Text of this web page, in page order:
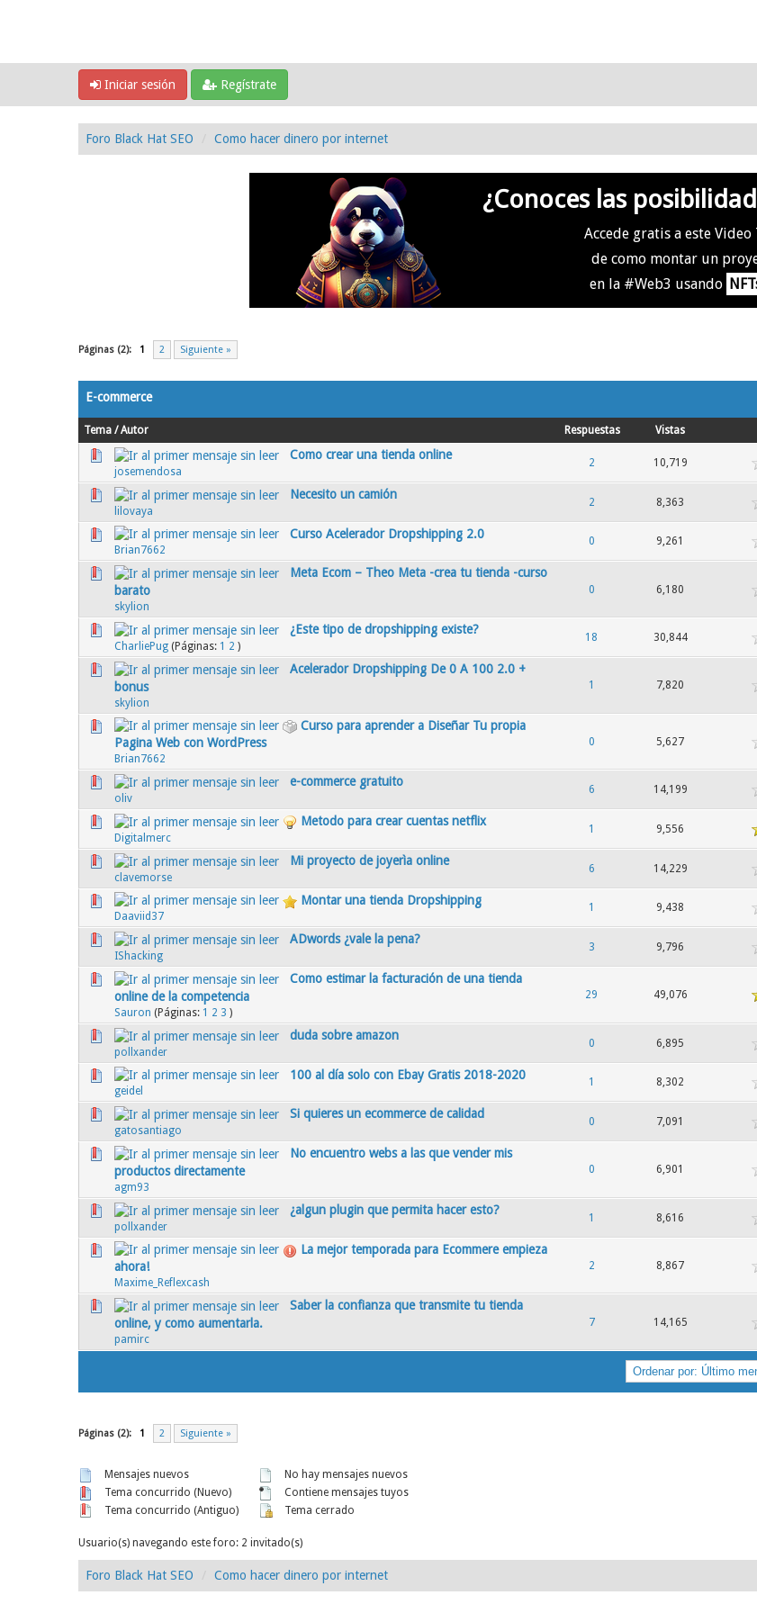
Iniciar sesión Regístrate
Foro Black Hat SEO Como hacer dinero por internet
¿Conoces las
Accede gratis a este
de como montar un
en la #Web3 usando
Páginas (2): 1 2 Siguiente »
E-commerce
Tema /Autor Respuestas Vistas
Como crear una tienda online
josemendosa
2 10,719
0 voto(s) - Media 0 de 5
12345
Necesito un camión
lilovaya
2 8,363
0 voto(s) - Media 0 de 5
12345
Curso Acelerador Dropshipping 2.0
Brian7662
0 9,261
0 voto(s) - Media 0 de 5
12345
Meta Ecom – Theo Meta -crea tu tienda -curso
barato
skylion
0 6,180
¿Este tipo de dropshipping existe?
CharliePug (Páginas: 1 2 )
18 30,844
0 voto(s) - Media 0 de 5
12 345
Acelerador Dropshipping De 0 A 100 2.0 +
bonus
skylion
1 7,820
Curso para aprender a Diseñar Tu propia
Pagina Web con WordPress
Brian7662
0 5,627
0 voto(s) - Media 0 de 5
e-commerce gratuito
oliv
6 14,199
0 voto(s) - Media 0 de 5
12345
Metodo para crear cuentas netflix
Digitalmerc
1 9,556
1 voto(s) - Media 1 de 5
12345
Mi proyecto de joyerìa online
clavemorse
6 14,229
0 voto(s) - Media 0 de 5
12345
Montar una tienda Dropshipping
Daaviid37
1 9,438
0 voto(s) - Media 0 de 5
12345
ADwords ¿vale la pena?
IShacking
3 9,796
0 voto(s) - Media 0 de 5
12345
Como estimar la facturación de una tienda
online de la competencia
Sauron (Páginas: 1 2 3 )
29 49,076
duda sobre amazon
pollxander
0 6,895
0 voto(s) - Media 0 de 5
12 345
100 al día solo con Ebay Gratis 2018-2020
geidel
1 8,302
0 voto(s) - Media 0 de 5
1 23 45
Si quieres un ecommerce de calidad
gatosantiago
0 7,091
0 voto(s) - Media 0 de 5
12345
No encuentro webs a las que vender mis
productos directamente
agm93
0 6,901
0 voto(s) - Media 0 de 5
¿algun plugin que permita hacer esto?
pollxander
1 8,616
0 voto(s) - Media 0 de 5
123 45
La mejor temporada para Ecommere empieza
ahora!
Maxime_Reflexcash
2 8,867
Saber la confianza que transmite tu tienda
online, y como aumentarla.
pamirc
7 14,165
0 voto(s) - Media 0 de 5
Páginas (2): 1 2 Siguiente »
Mensajes nuevos
Tema concurrido (Nuevo)
Tema concurrido (Antiguo)
No hay mensajes nuevos
Contiene mensajes tuyos
Tema cerrado
Usuario(s) navegando este foro: 2 invitado(s)
Foro Black Hat SEO Como hacer dinero por internet